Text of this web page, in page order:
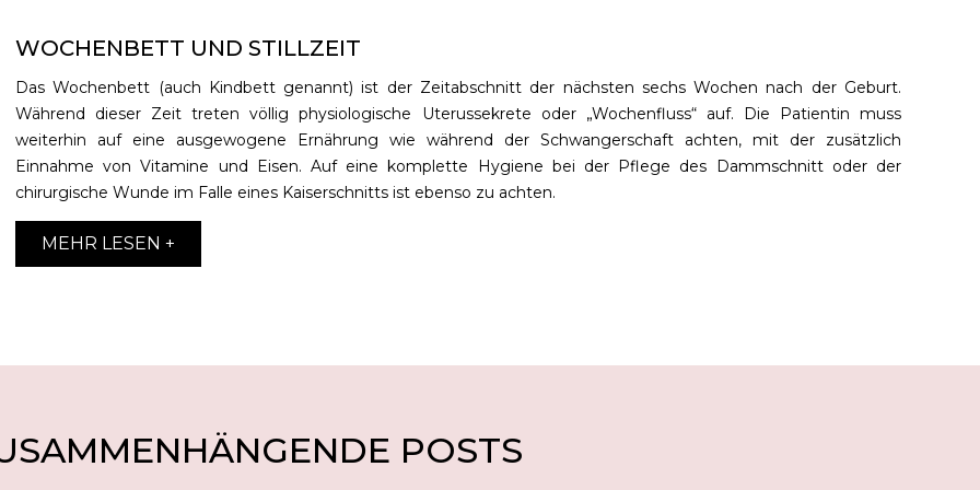
WOCHENBETT UND STILLZEIT
Das Wochenbett (auch Kindbett genannt) ist der Zeitabschnitt der nächsten sechs Wochen nach der Geburt.
Während dieser Zeit treten völlig physiologische Uterussekrete oder „Wochenfluss“ auf. Die Patientin muss
weiterhin auf eine ausgewogene Ernährung wie während der Schwangerschaft achten, mit der zusätzlich
Einnahme von Vitamine und Eisen. Auf eine komplette Hygiene bei der Pflege des Dammschnitt oder der
chirurgische Wunde im Falle eines Kaiserschnitts ist ebenso zu achten.
MEHR LESEN +
POSTS